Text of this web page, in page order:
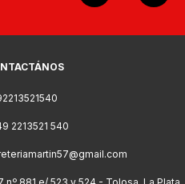
2213521 540